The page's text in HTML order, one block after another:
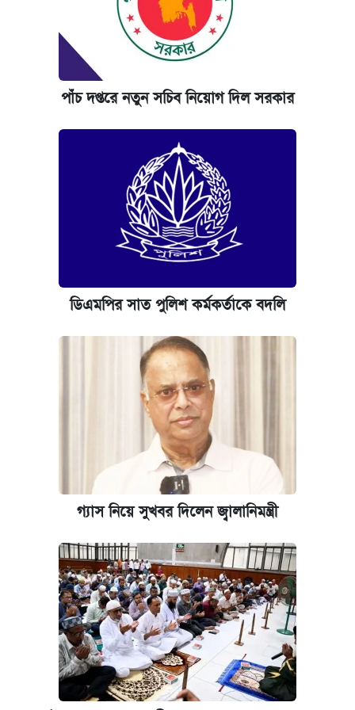
পাঁচ দপ্তরে নতুন সচিব নিয়োগ দিল সরকার
ডিএমপির সাত পুলিশ কর্মকর্তাকে বদলি
গ্যাস নিয়ে সুখবর দিলেন জ্বালানিমন্ত্রী